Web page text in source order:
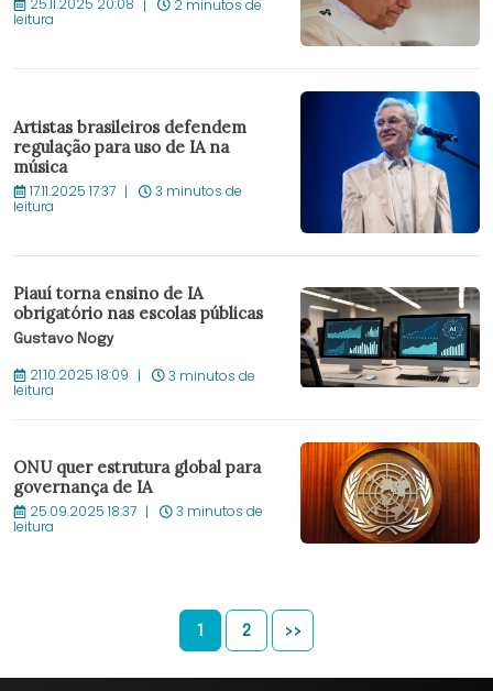
25.11.2025 20:08 2 minutos de
leitura
Artistas brasileiros defendem
regulação para uso de IA na
música
17.11.2025 17:37 3 minutos de
leitura
Piauí torna ensino de IA
obrigatório nas escolas públicas
Gustavo Nogy
21.10.2025 18:09 3 minutos de
leitura
ONU quer estrutura global para
governança de IA
25.09.2025 18:37 3 minutos de
leitura
1 2 >>